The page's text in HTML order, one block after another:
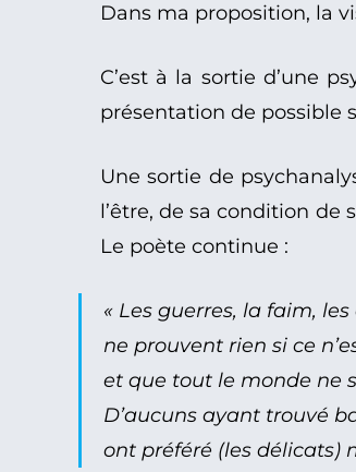
Dans ma proposition, la
C’est à la sortie d’une
présentation de possible
Une sortie de
l’être, de sa condition de
Le poète continue :
« Les guerres, la faim,
ne prouvent rien si ce
et que tout le monde ne
D’aucuns ayant trouvé
ont préféré (les délicats)